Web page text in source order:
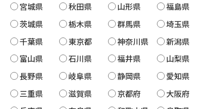
宮城県
秋田県 山形県
福島県
茨城県
栃木県 群馬県
埼玉県
千葉県
東京都 神奈川県
新潟県
富山県
石川県 福井県
山梨県
長野県
岐阜県 静岡県
愛知県
三重県
滋賀県 京都府
大阪府